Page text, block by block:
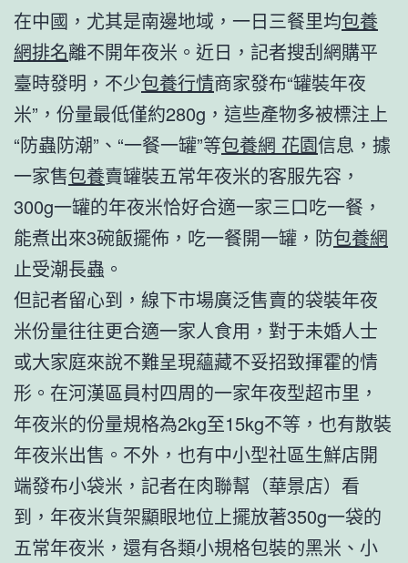
在中國，尤其是南邊地域，一日三餐里均包養
網排名離不開年夜米。近日，記者搜刮網購平
臺時發明，不少包養行情商家發布“罐裝年夜
米”，份量最低僅約280g，這些產物多被標注上
“防蟲防潮”、“一餐一罐”等包養網 花園信息，據
一家售包養賣罐裝五常年夜米的客服先容，
300g一罐的年夜米恰好合適一家三口吃一餐，
能煮出來3碗飯擺佈，吃一餐開一罐，防包養網
止受潮長蟲。
但記者留心到，線下市場廣泛售賣的袋裝年夜
米份量往往更合適一家人食用，對于未婚人士
或大家庭來說不難呈現蘊藏不妥招致揮霍的情
形。在河漢區員村四周的一家年夜型超市里，
年夜米的份量規格為2kg至15kg不等，也有散裝
年夜米出售。不外，也有中小型社區生鮮店開
端發布小袋米，記者在肉聯幫（華景店）看
到，年夜米貨架顯眼地位上擺放著350g一袋的
五常年夜米，還有各類小規格包裝的黑米、小